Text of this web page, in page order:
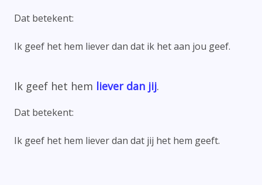
Dat betekent:
Ik geef het hem liever dan dat ik het aan jou geef.
Ik geef het hem liever dan jij.
Dat betekent:
Ik geef het hem liever dan dat jij het hem geeft.